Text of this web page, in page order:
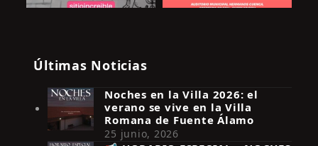
Últimas Noticias
Noches en la Villa 2026: el
verano se vive en la Villa
Romana de Fuente Álamo
25 junio, 2026